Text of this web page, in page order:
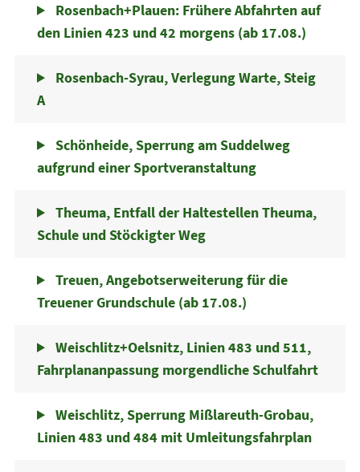
Rosenbach+Plauen: Frühere Abfahrten auf
den Linien 423 und 42 morgens (ab 17.08.)
Rosenbach-Syrau, Verlegung Warte, Steig
A
Schönheide, Sperrung am Suddelweg
aufgrund einer Sportveranstaltung
Theuma, Entfall der Haltestellen Theuma,
Schule und Stöckigter Weg
Treuen, Angebotserweiterung für die
Treuener Grundschule (ab 17.08.)
Weischlitz+Oelsnitz, Linien 483 und 511,
Fahrplananpassung morgendliche Schulfahrt
Weischlitz, Sperrung Mißlareuth-Grobau,
Linien 483 und 484 mit Umleitungsfahrplan